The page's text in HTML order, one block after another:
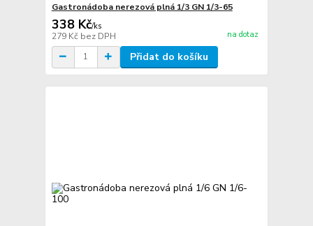
Gastronádoba nerezová plná 1/3 GN 1/3-65
338 Kč/ks
279 Kč bez DPH na dotaz
Přidat do košíku